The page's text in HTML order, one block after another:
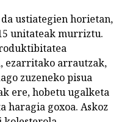
ustiategien horietan,
unitateak murriztu.
ezarritako arrautzak,
zuzeneko pisua
ere, hobetu ugalketa
haragia goxoa. Askoz